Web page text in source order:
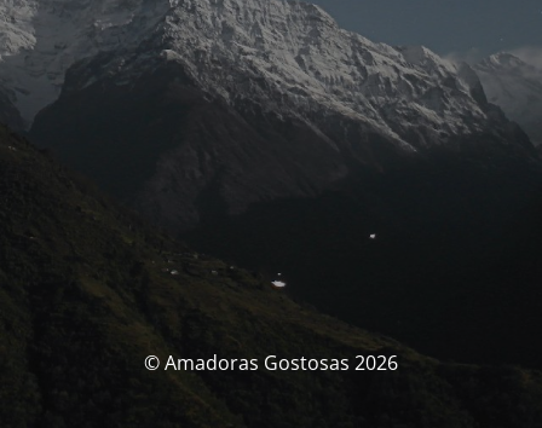
© Amadoras Gostosas 2026